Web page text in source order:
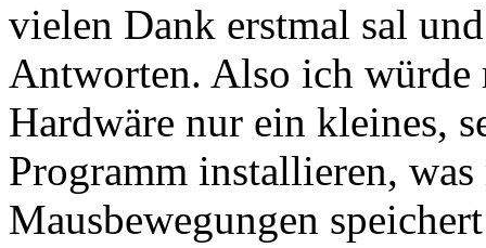
vielen Dank erstmal sal
Antworten. Also ich würde
Hardwäre nur ein kleines,
Programm installieren,
Mausbewegungen